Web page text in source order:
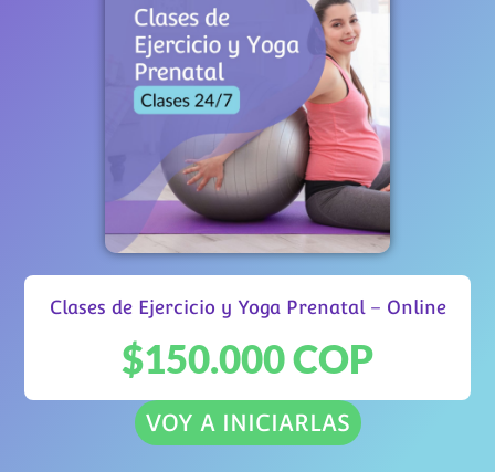
Clases de Ejercicio y Yoga Prenatal – Online
$150.000 COP
VOY A INICIARLAS